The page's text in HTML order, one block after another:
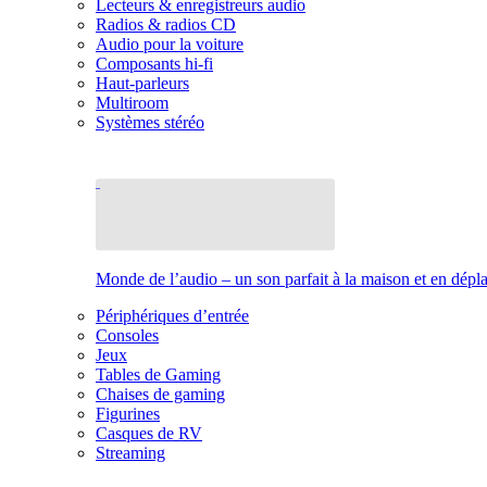
Lecteurs & enregistreurs audio
Radios & radios CD
Audio pour la voiture
Composants hi-fi
Haut-parleurs
Multiroom
Systèmes stéréo
Monde de l’audio – un son parfait à la maison et en
Périphériques d’entrée
Consoles
Jeux
Tables de Gaming
Chaises de gaming
Figurines
Casques de RV
Streaming